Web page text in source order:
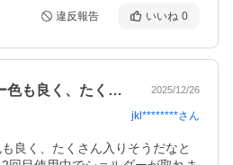
違反報告 いいね 0
生地の感じとコーヒー色も良く、たくさん… 2025/12/26
jkl********さん
良く、たくさん入りそうだなと